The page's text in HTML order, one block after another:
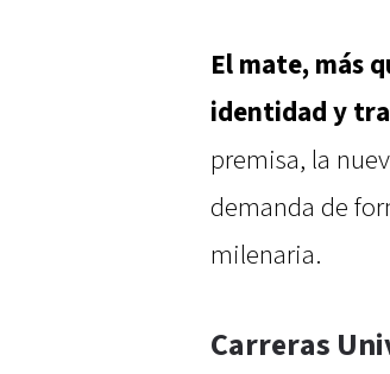
El mate, más
identidad y
premisa, la
demanda de
milenaria.
Carreras